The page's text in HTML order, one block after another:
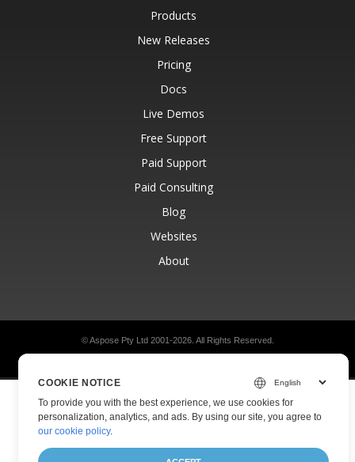
Products
New Releases
Pricing
Docs
Live Demos
Free Support
Paid Support
Paid Consulting
Blog
Websites
About
© Aspose Pty Ltd 2001-2026. All Rights Reserved.
Privacy Policy Terms of use Contact
COOKIE NOTICE
To provide you with the best experience, we use cookies for
personalization, analytics, and ads. By using our site, you agree to
our cookie policy.